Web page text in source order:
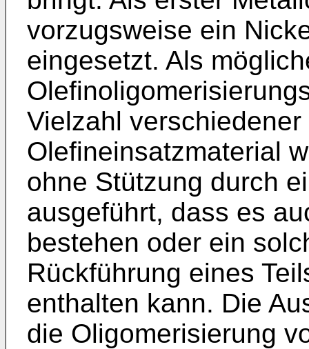
vorzugsweise ein
eingesetzt. Als
Vielzahl
Olefineinsatzmaterial
ohne Stützung durch
ausgeführt, dass es
bestehen oder ein
Rückführung eines
enthalten kann. Die
die Oligomerisierung